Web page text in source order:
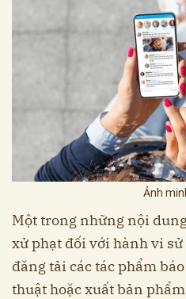
Ảnh
Một trong những nội
xử phạt đối với hành vi
đăng tải các tác phẩm
thuật hoặc xuất bản